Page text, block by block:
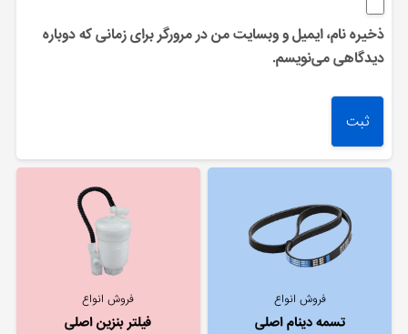
ذخیره نام، ایمیل و وبسایت من در مرورگر برای زمانی که دوباره
دیدگاهی می‌نویسم.
فروش انواع
تسمه دینام اصلی
فروش انواع
فیلتر بنزین اصلی